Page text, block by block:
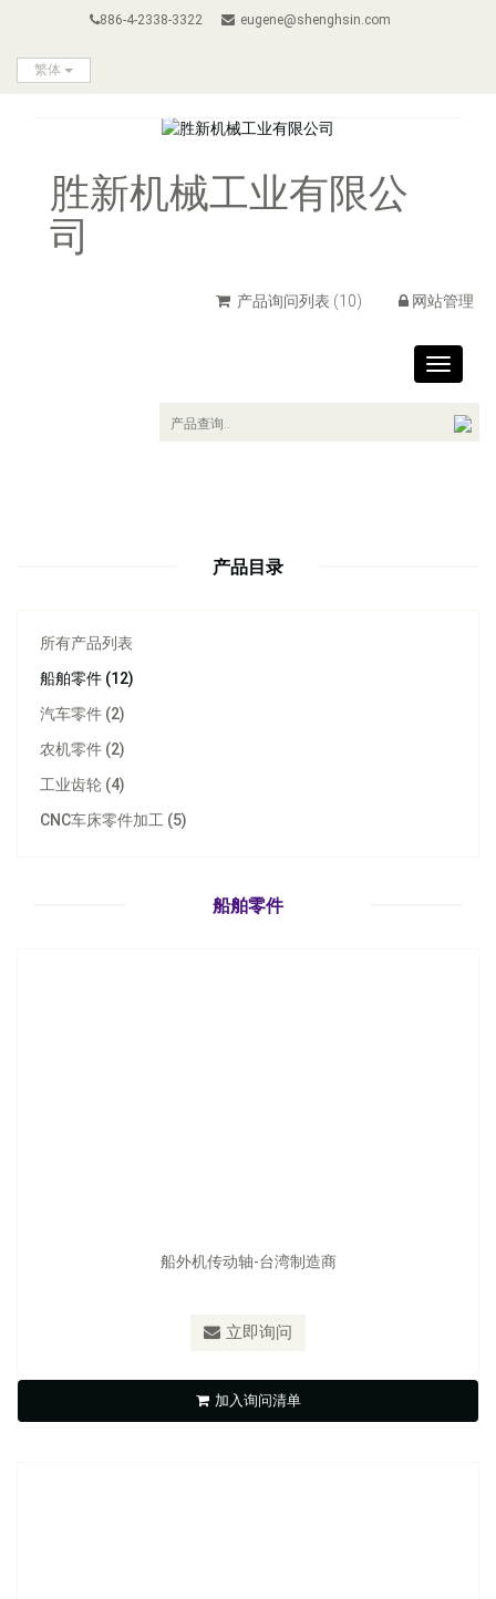
886-4-2338-3322 eugene@shenghsin.com
繁体
胜新机械工业有限公
司
产品询问列表 (10) 网站管理
Toggle
产品目录
所有产品列表
船舶零件 (12)
汽车零件 (2)
农机零件 (2)
工业齿轮 (4)
CNC车床零件加工 (5)
船舶零件
船外机传动轴-台湾制造商
立即询问
立即询问
加入询问清单